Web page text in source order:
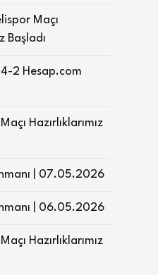
Maçı
Başladı
2 Hesap.com
Hazırlıklarımız
| 07.05.2026
| 06.05.2026
Hazırlıklarımız